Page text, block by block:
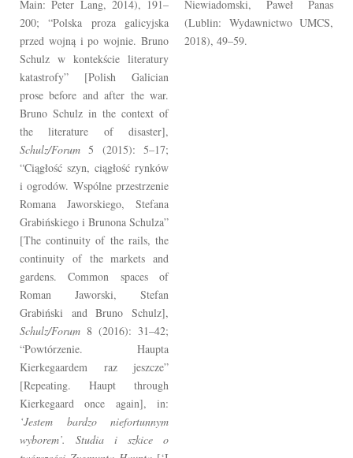
Main: Peter Lang, 2014), 191–
200; “Polska proza galicyjska
przed wojną i po wojnie. Bruno
Schulz w kontekście literatury
katastrofy” [Polish Galician
prose before and after the war.
Bruno Schulz in the context of
the literature of disaster],
Schulz/Forum 5 (2015): 5–17;
“Ciągłość szyn, ciągłość rynków
i ogrodów. Wspólne przestrzenie
Romana Jaworskiego, Stefana
Grabińskiego i Brunona Schulza”
[The continuity of the rails, the
continuity of the markets and
gardens. Common spaces of
Roman Jaworski, Stefan
Grabiński and Bruno Schulz],
Schulz/Forum 8 (2016): 31–42;
“Powtórzenie. Haupta
Kierkegaardem raz jeszcze”
[Repeating. Haupt through
Kierkegaard once again], in:
‘Jestem bardzo niefortunnym
wyborem’. Studia i szkice o
Niewiadomski, Paweł Panas
(Lublin: Wydawnictwo UMCS,
2018), 49–59.